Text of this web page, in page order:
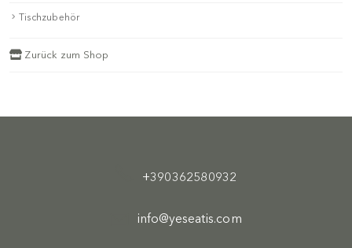
Tischzubehör
Zurück zum Shop
+390362580932
info@yeseatis.com